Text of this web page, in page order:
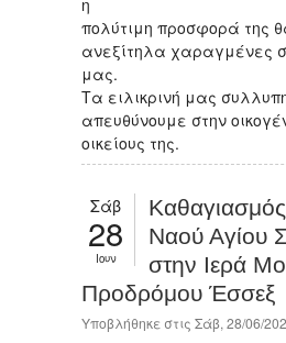
η
πολύτιμη προσφορά της
ανεξίτηλα χαραγμένες
μας.
Τα ειλικρινή μας
απευθύνουμε στην
οικείους της.
Σάβ
28
Ιουν
Ναού Αγίου
στην Ιερά
Προδρόμου Έσσεξ
Υποβλήθηκε στις Σάβ, 28/06/